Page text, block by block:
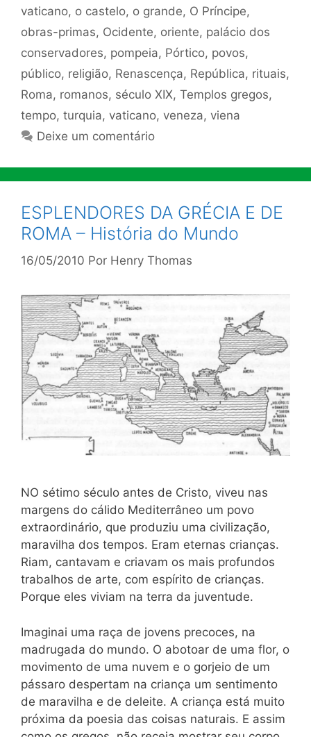
vaticano, o castelo, o grande, O Príncipe,
obras-primas, Ocidente, oriente, palácio dos
conservadores, pompeia, Pórtico, povos,
público, religião, Renascença, República, rituais,
Roma, romanos, século XIX, Templos gregos,
tempo, turquia, vaticano, veneza, viena
Deixe um comentário
ESPLENDORES DA GRÉCIA E DE
ROMA – História do Mundo
16/05/2010 Por Henry Thomas
NO sétimo século antes de Cristo, viveu nas
margens do cálido Mediterrâneo um povo
extraordinário, que produziu uma civilização,
maravilha dos tempos. Eram eternas crianças.
Riam, cantavam e criavam os mais profundos
trabalhos de arte, com espírito de crianças.
Porque eles viviam na terra da juventude.
Imaginai uma raça de jovens precoces, na
madrugada do mundo. O abotoar de uma flor, o
movimento de uma nuvem e o gorjeio de um
pássaro despertam na criança um sentimento
de maravilha e de deleite. A criança está muito
próxima da poesia das coisas naturais. E assim